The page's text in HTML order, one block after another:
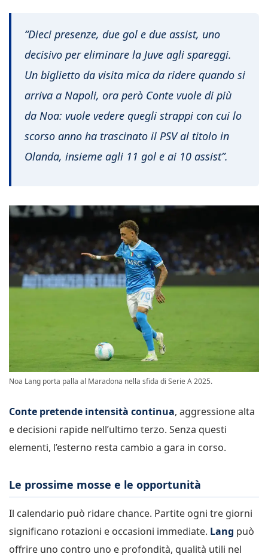
“Dieci presenze, due gol e due assist, uno
decisivo per eliminare la Juve agli spareggi.
Un biglietto da visita mica da ridere quando si
arriva a Napoli, ora però Conte vuole di più
da Noa: vuole vedere quegli strappi con cui lo
scorso anno ha trascinato il PSV al titolo in
Olanda, insieme agli 11 gol e ai 10 assist”.
Noa Lang porta palla al Maradona nella sfida di Serie A 2025.
Conte pretende intensità continua, aggressione alta
e decisioni rapide nell’ultimo terzo. Senza questi
elementi, l’esterno resta cambio a gara in corso.
Le prossime mosse e le opportunità
Il calendario può ridare chance. Partite ogni tre giorni
significano rotazioni e occasioni immediate. Lang può
offrire uno contro uno e profondità, qualità utili nel